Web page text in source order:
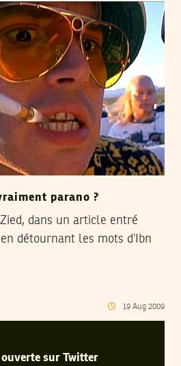
parano ?
dans un article entré
détournant les mots d’Ibn
19 Aug 2009
ouverte sur Twitter